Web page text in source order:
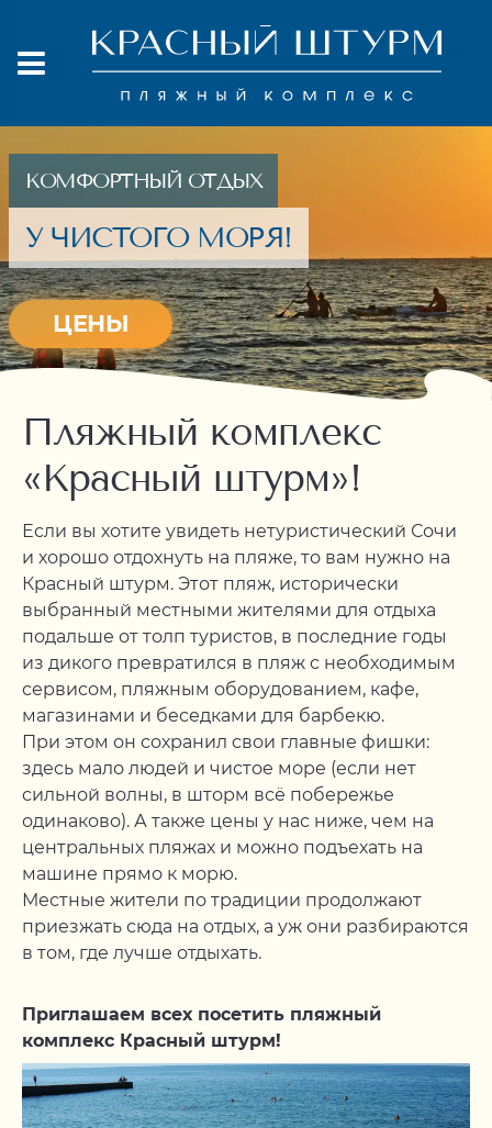
КОМФОРТНЫЙ ОТДЫХ
У ЧИСТОГО МОРЯ!
ЦЕНЫ
Пляжный комплекс
«Красный штурм»!
Если вы хотите увидеть нетуристический Сочи
и хорошо отдохнуть на пляже, то вам нужно на
Красный штурм. Этот пляж, исторически
выбранный местными жителями для отдыха
подальше от толп туристов, в последние годы
из дикого превратился в пляж с необходимым
сервисом, пляжным оборудованием, кафе,
магазинами и беседками для барбекю.
При этом он сохранил свои главные фишки:
здесь мало людей и чистое море (если нет
сильной волны, в шторм всё побережье
одинаково). А также цены у нас ниже, чем на
центральных пляжах и можно подъехать на
машине прямо к морю.
Местные жители по традиции продолжают
приезжать сюда на отдых, а уж они разбираются
в том, где лучше отдыхать.
Приглашаем всех посетить пляжный
комплекс Красный штурм!